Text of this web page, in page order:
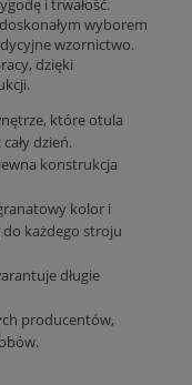
i trwałość.
wyborem
wzornictwo.
dzięki
które otula
dzień.
konstrukcja
kolor i
każdego stroju
długie
producentów,